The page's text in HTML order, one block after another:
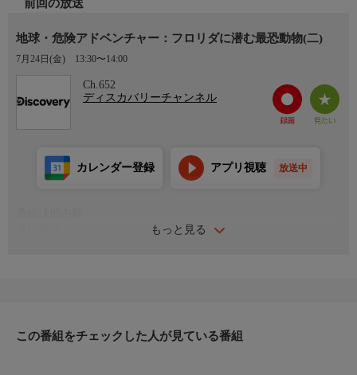
前回の放送
地球・危険アドベンチャー：フロリダに潜む最恐動物(二)
7月24日(金) 13:30〜14:00
Ch.652
ディスカバリーチャンネル
もっと見る
カレンダー登録 アプリ視聴 放送中
この番組をチェックした人が見ている番組